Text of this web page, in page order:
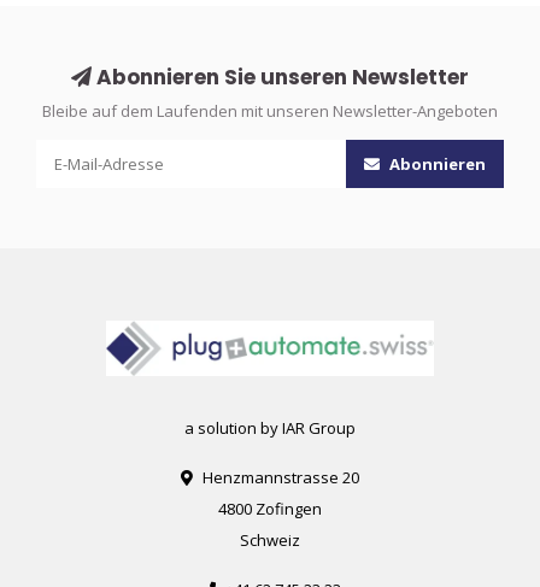
Abonnieren Sie unseren Newsletter
Bleibe auf dem Laufenden mit unseren Newsletter-Angeboten
Abonnieren
a solution by IAR Group
Henzmannstrasse 20
4800 Zofingen
Schweiz